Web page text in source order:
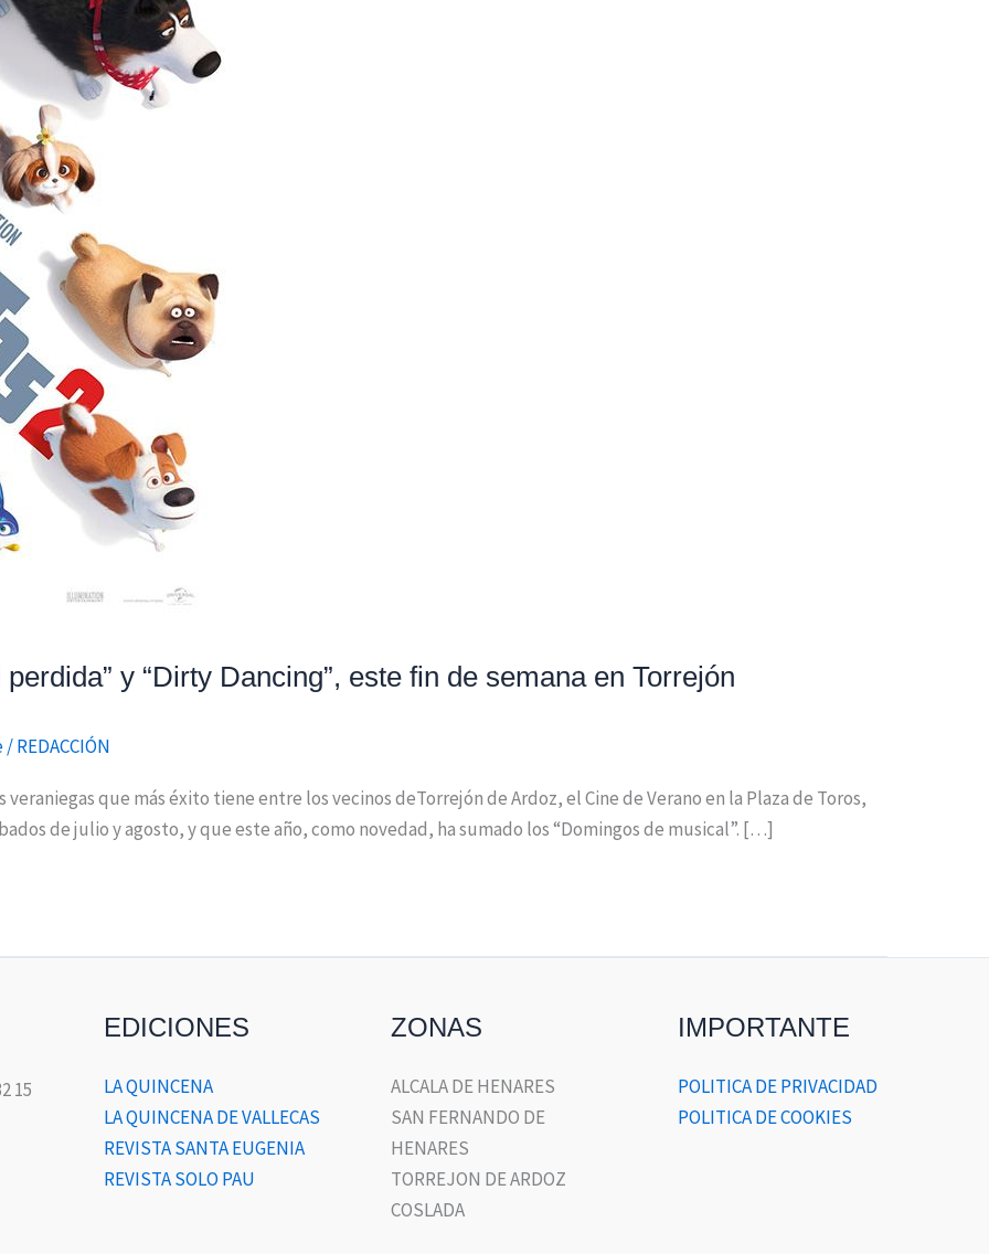
y “Dirty Dancing”, este fin de semana en Torrejón
/REDACCIÓN
que más éxito tiene entre los vecinos deTorrejón de Ardoz, el Cine de Verano en la Plaza de Toros,
de julio y agosto, y que este año, como novedad, ha sumado los “Domingos de musical”. […]
15
EDICIONES
LA QUINCENA
LA QUINCENA DE VALLECAS
REVISTA SANTA EUGENIA
REVISTA SOLO PAU
ZONAS
ALCALA DE HENARES
SAN FERNANDO DE
HENARES
TORREJON DE ARDOZ
COSLADA
IMPORTANTE
POLITICA DE PRIVACIDAD
POLITICA DE COOKIES